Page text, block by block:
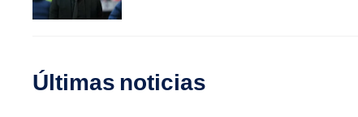
Últimas noticias